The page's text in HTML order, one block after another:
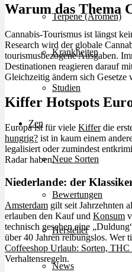
Terpene (Aromen)
Krankheiten
Studien
Zen
Neue Sorten
Bewertungen
Hersteller
News
Warum das Thema
Cannabis-Tourismus ist längst
Research wird der globale
tourismusbezogene Ausgaben.
Destinationen reagieren darauf
Gleichzeitig ändern sich Gesetze
Kiffer Hotspots
Europa ist für viele Kifferdie
hungrig? ist in kaum einem
legalisiert oder zumindest
Radar haben.
Niederlande: der
Amsterdam gilt seit Jahrzehnten
erlauben den Kauf und Konsum
technisch gesehen eine
über 40 Jahren reibungslos. Wer
Coffeeshop Urlaub: Sorten,
Verhaltensregeln.